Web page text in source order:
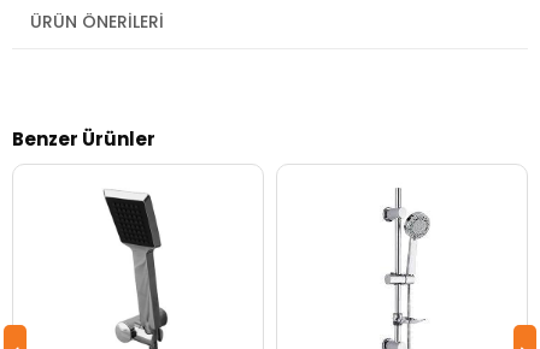
ÜRÜN ÖNERILERI
Benzer Ürünler